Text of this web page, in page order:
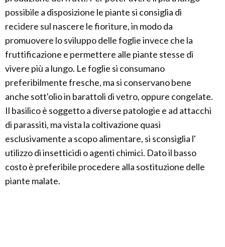
possibile a disposizione le piante si consiglia di
recidere sul nascere le fioriture, in modo da
promuovere lo sviluppo delle foglie invece che la
fruttificazione e permettere alle piante stesse di
vivere più a lungo. Le foglie si consumano
preferibilmente fresche, ma si conservano bene
anche sott'olio in barattoli di vetro, oppure congelate.
Il basilico è soggetto a diverse patologie e ad attacchi
di parassiti, ma vista la coltivazione quasi
esclusivamente a scopo alimentare, si sconsiglia l'
utilizzo di insetticidi o agenti chimici. Dato il basso
costo è preferibile procedere alla sostituzione delle
piante malate.